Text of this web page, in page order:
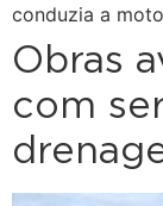
conduzia a
Obras
com